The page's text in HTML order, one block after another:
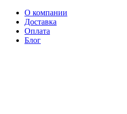
О компании
Доставка
Оплата
Блог